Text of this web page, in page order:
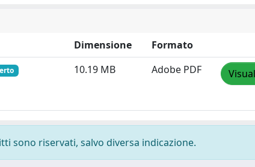
Dimensione
Formato
10.19 MB Adobe PDF
sono riservati, salvo diversa indicazione.